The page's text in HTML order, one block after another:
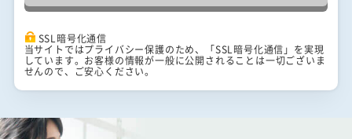
SSL暗号化通信
当サイトではプライバシー保護のため、「SSL暗号化通信」を実現
しています。お客様の情報が一般に公開されることは一切ございま
せんので、ご安心ください。